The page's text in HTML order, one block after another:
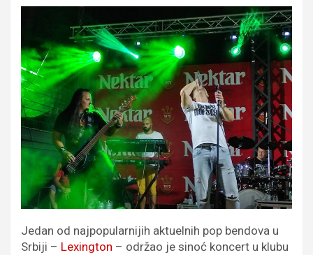
Jedan od najpopularnijih aktuelnih pop bendova u
Srbiji – Lexington – održao je sinoć koncert u klubu